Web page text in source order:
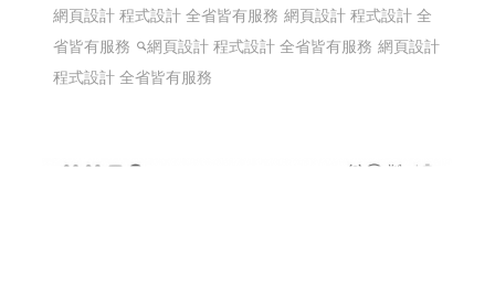
網頁設計 程式設計 全省皆有服務 網頁設計 程式設計 全
省皆有服務
網頁設計 程式設計 全省皆有服務 網頁設計
程式設計 全省皆有服務